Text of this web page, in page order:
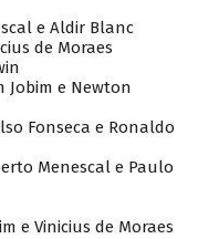
e Aldir Blanc
de Moraes
Jobim e Newton
Fonseca e Ronaldo
Menescal e Paulo
e Vinicius de Moraes